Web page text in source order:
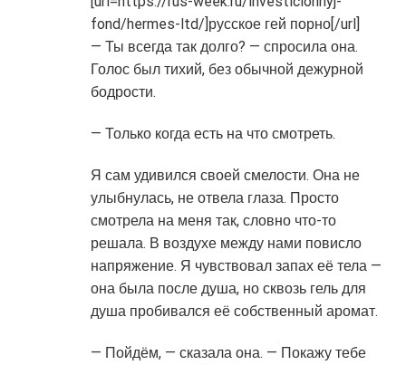
fond/hermes-ltd/]русское гей порно[/url]
— Ты всегда так долго? — спросила она.
Голос был тихий, без обычной дежурной
бодрости.
— Только когда есть на что смотреть.
Я сам удивился своей смелости. Она не
улыбнулась, не отвела глаза. Просто
смотрела на меня так, словно что-то
решала. В воздухе между нами повисло
напряжение. Я чувствовал запах её тела —
она была после душа, но сквозь гель для
душа пробивался её собственный аромат.
— Пойдём, — сказала она. — Покажу тебе